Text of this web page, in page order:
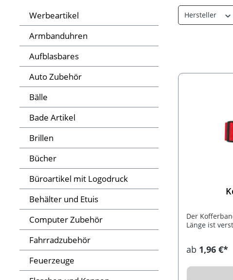
Werbeartikel
Armbanduhren
Aufblasbares
Auto Zubehör
Bälle
Bade Artikel
Brillen
Bücher
Büroartikel mit Logodruck
Behälter und Etuis
Computer Zubehör
Fahrradzubehör
Feuerzeuge
Hersteller
Der
Länge ist
ab 1,96 €*